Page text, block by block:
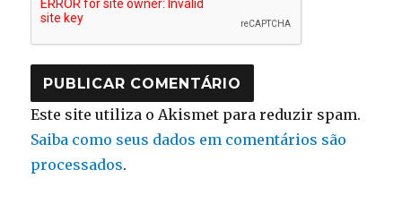
Este site utiliza o Akismet para reduzir spam.
Saiba como seus dados em comentários são
processados.